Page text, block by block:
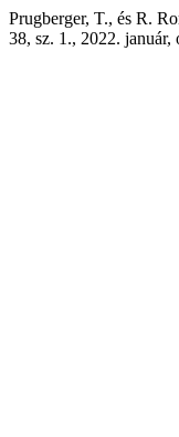
Prugberger, T., és R.
38, sz. 1., 2022.